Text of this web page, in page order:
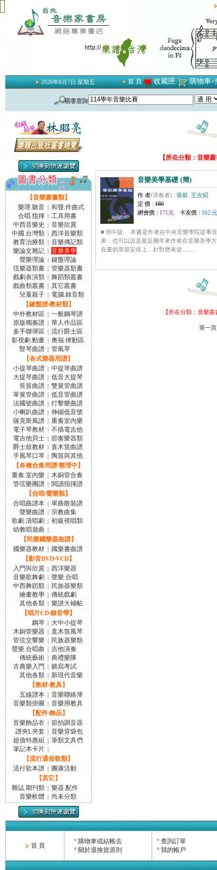
2026年8月7日 星期五 首 頁 收藏匣 購物車+
【音樂叢書類】
樂理.聽音
和聲.作曲式
合唱.指揮
工具用書
中西音樂史
音樂欣賞
中國.台灣類
西洋音樂類
教育治療類
音樂傳記類
樂論文雜記
音樂美學
聲樂理論
鍵盤理論
弦樂器類書
管樂器類書
戲劇表演類
舞蹈類叢書
戲曲類叢書
其它叢書
兒童親子
電腦.錄音類
【鍵盤譜‧教材類】
中外教材區
一般鋼琴譜
原版獨奏譜
華人作品區
多手聯彈區
流行爵士區
影視劇.動畫
奧福.律動區
豎琴曲譜
管風琴
【各式樂器用譜】
小提琴曲譜
中提琴曲譜
大提琴曲譜
低音大提琴
長笛曲譜
雙簧管曲譜
單簧管曲譜
低音管曲譜
法國號曲譜
打擊樂曲譜
小喇叭曲譜
伸縮低音號
薩克斯風譜
重奏室內樂
電子琴教材
不插電吉他
電吉他貝士
節奏樂器類
爵士鼓教材
直木笛曲譜
手風琴口琴
陶笛與其他
【各種合奏用譜‧整理中】
重奏.室內樂
木銅管合奏
管弦樂團譜
閱讀指揮譜
【合唱‧聲樂類】
合唱曲譜本
單曲散裝譜
聲樂曲譜
宗教曲集
歌劇.清唱劇
初級視唱類
幼教唱遊曲
【民樂國樂器曲譜】
國樂器教材
國樂書曲譜
【影音DVD‧VCD】
入門與欣賞
西洋樂器
音樂歌舞劇
聲樂.合唱
中西舞蹈類
民族器樂類
繪畫教學
傳統戲劇
其他各類
樂譜大補帖
【唱片CD‧錄音帶】
鋼琴
大中小提琴
木銅管樂器
直木笛風琴
管弦交響樂
民族器樂類
聲樂.合唱曲
吉他演奏
傳統藝術
典禮樂隊
古典樂入門
聽寫考試
其他各類
新現代音樂
【教材‧教具】
五線譜本
音樂聯絡簿
音樂類掛圖
音樂用教具
【配件‧飾品】
音樂飾品衣
節拍調音器
譜夾L夾套
音樂背袋包
超值特惠組
筆類文具們
筆記本卡片
【流行通俗歌類】
流行歌本譜
團康活動
【其它】
雜誌.期刊類
樂器.配件
音樂軟體
尚未分類
【所在分類：音樂
音樂美學基礎 (簡)
作 者(演奏者) : 張前. 王次炤
定 價 : 180
網會價 : 171元 卡友價 : 162 元
■ 簡中版 本書是作者在中央音樂學院從事
果，也可以說是最近幾年來作者在音樂美學
在書的章節安排上，針對歷來從.........
【所在分類： 音樂叢
第一頁
首 頁
° 購物車或結帳去
° 關於退換貨原則
° 查詢訂單
° 我的帳戶